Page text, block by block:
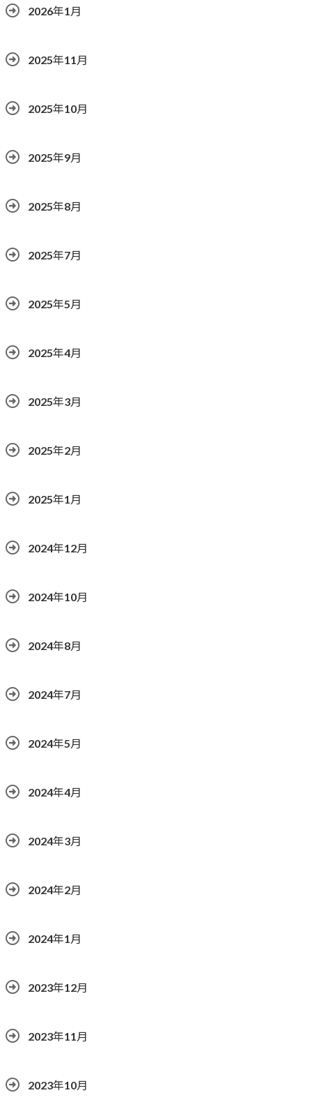
2026年1月
2025年11月
2025年10月
2025年9月
2025年8月
2025年7月
2025年5月
2025年4月
2025年3月
2025年2月
2025年1月
2024年12月
2024年10月
2024年8月
2024年7月
2024年5月
2024年4月
2024年3月
2024年2月
2024年1月
2023年12月
2023年11月
2023年10月